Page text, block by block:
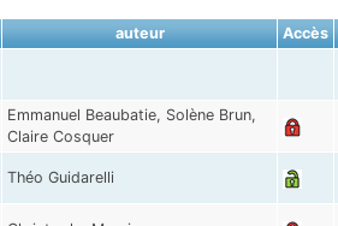
auteur Accès
Emmanuel Beaubatie, Solène Brun,
Claire Cosquer
Théo Guidarelli